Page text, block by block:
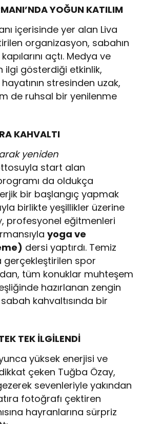
YOĞUN KATILIM
içerisinde yer alan Liva
organizasyon, sabahın
açtı. Medya ve
ilgi gösterdiği etkinlik,
hayatının stresinden uzak,
de ruhsal bir yenilenme
KAHVALTI
yeniden
start alan
da oldukça
bir başlangıç yapmak
birlikte yeşillikler üzerine
profesyonel eğitmenleri
yoga ve
dersi yaptırdı. Temiz
gerçekleştirilen spor
tüm konuklar muhteşem
hazırlanan zengin
kahvaltısında bir
TEK İLGİLENDİ
yüksek enerjisi ve
çeken Tuğba Özay,
sevenleriyle yakından
fotoğrafı çektiren
hayranlarına sürpriz